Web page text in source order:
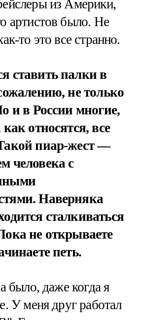
из Америки,
артистов было. Не
то это все странно.
ставить палки в
не только
и в России многие,
относятся, все
пиар-жест —
человека с
Наверняка
сталкиваться
не открываете
петь.
было, даже когда я
У меня друг работал